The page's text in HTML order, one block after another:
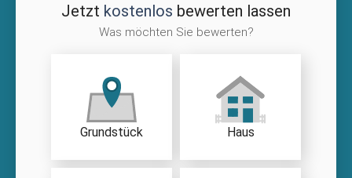
Jetzt kostenlos bewerten lassen
Was möchten Sie bewerten?
Grundstück Haus